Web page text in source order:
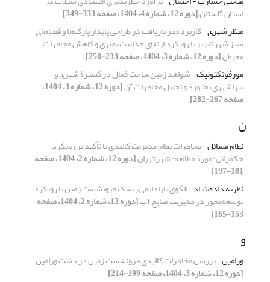
استان گلستان[دوره 12، شماره 4، 1404، صفحه 333-349]
منظر شهری کاربرد هنر بازیافت در طراحی پایدار پارک‌ها و فضاهای
سبز شهر تبریز با رویکرد ارتقای جذابیت بصری و کاهش مخاطرات
محیطی[دوره 12، شماره 3، 1404، صفحه 233-250]
مورفوتکتونیک شواهد زمین‌ساخت فعال در گسترۀ شهری و
پیراشهری بجنورد و تحلیل مخاطرات آن [دوره 12، شماره 3، 1404،
صفحه 267-282]
ن
نظام مسائل مخاطرات نظام مدیریت کالبدی با تأکید بر رویکرد
حکمرانی؛ مورد مطالعه: شهر تهران [دوره 12، شماره 2، 1404، صفحه
181-197]
نظریه داده‌بنیاد الگوی پارادایمی ریسک فرونشست زمین با رویکرد
توسعه‌محور در مدیریت منابع آب [دوره 12، شماره 2، 1404، صفحه
153-165]
و
ورامین بررسی مخاطرات کالبدی فرونشست زمین در دشت ورامین
[دوره 12، شماره 3، 1404، صفحه 199-214]